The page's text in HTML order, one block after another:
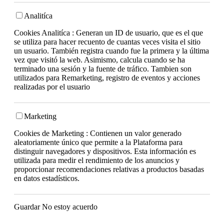
Analitíca
Cookies Analitíca : Generan un ID de usuario, que es el que
se utiliza para hacer recuento de cuantas veces visita el sitio
un usuario. También registra cuando fue la primera y la última
vez que visitó la web. Asimismo, calcula cuando se ha
terminado una sesión y la fuente de tráfico. Tambien son
utilizados para Remarketing, registro de eventos y acciones
realizadas por el usuario
Marketing
Cookies de Marketing : Contienen un valor generado
aleatoriamente único que permite a la Plataforma para
distinguir navegadores y dispositivos. Esta información es
utilizada para medir el rendimiento de los anuncios y
proporcionar recomendaciones relativas a productos basadas
en datos estadísticos.
GuardarNo estoy acuerdo